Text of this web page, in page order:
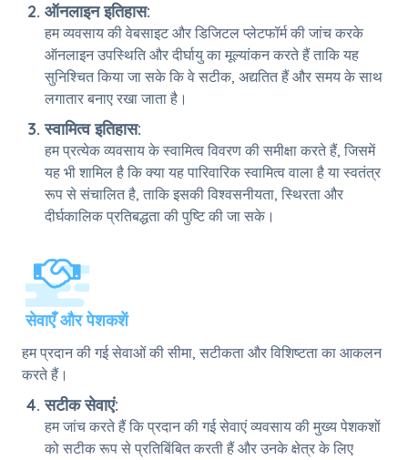
ऑनलाइन इतिहास:
हम व्यवसाय की वेबसाइट और डिजिटल प्लेटफॉर्म की जांच करके
ऑनलाइन उपस्थिति और दीर्घायु का मूल्यांकन करते हैं ताकि यह
सुनिश्चित किया जा सके कि वे सटीक, अद्यतित हैं और समय के साथ
लगातार बनाए रखा जाता है।
स्वामित्व इतिहास:
हम प्रत्येक व्यवसाय के स्वामित्व विवरण की समीक्षा करते हैं, जिसमें
यह भी शामिल है कि क्या यह पारिवारिक स्वामित्व वाला है या स्वतंत्र
रूप से संचालित है, ताकि इसकी विश्वसनीयता, स्थिरता और
दीर्घकालिक प्रतिबद्धता की पुष्टि की जा सके।
सेवाएँ और पेशकशें
हम प्रदान की गई सेवाओं की सीमा, सटीकता और विशिष्टता का आकलन
करते हैं।
सटीक सेवाएं:
हम जांच करते हैं कि प्रदान की गई सेवाएं व्यवसाय की मुख्य पेशकशों
को सटीक रूप से प्रतिबिंबित करती हैं और उनके क्षेत्र के लिए